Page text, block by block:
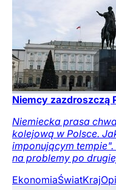
Niemcy zazdroszczą
Niemiecka prasa
kolejową w Polsce.
imponującym
na problemy po
EkonomiaŚwiatKraj